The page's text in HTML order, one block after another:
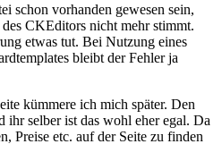
schon vorhanden gewesen sein,
CKEditors nicht mehr stimmt.
etwas tut. Bei Nutzung eines
bleibt der Fehler ja
kümmere ich mich später. Den
ihr selber ist das wohl eher egal. Da
Preise etc. auf der Seite zu finden